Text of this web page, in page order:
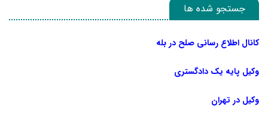
جستجو شده ها
کانال اطلاع رسانی صلح در بله
وکیل پایه یک دادگستری
وکیل در تهران